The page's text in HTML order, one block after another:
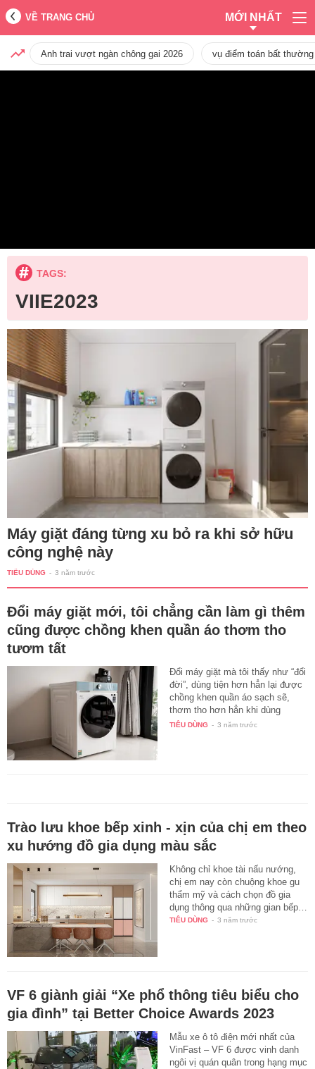
VỀ TRANG CHỦ MỚI NHẤT
Anh trai vượt ngàn chông gai 2026 vụ điểm toán bất
TAGS:
VIIE2023
Máy giặt đáng từng xu bỏ ra khi sở hữu
công nghệ này
TIÊU DÙNG - 3 năm trước
Đổi máy giặt mới, tôi chẳng cần làm gì thêm
cũng được chồng khen quần áo thơm tho
tươm tất
Đổi máy giặt mà tôi thấy như “đổi
đời”, dùng tiện hơn hẳn lại được
chồng khen quần áo sạch sẽ,
thơm tho hơn hẳn khi dùng
máy…
TIÊU DÙNG - 3 năm trước
Trào lưu khoe bếp xinh - xịn của chị em theo
xu hướng đồ gia dụng màu sắc
Không chỉ khoe tài nấu nướng,
chị em nay còn chuộng khoe gu
thẩm mỹ và cách chọn đồ gia
dụng thông qua những gian bếp…
TIÊU DÙNG - 3 năm trước
VF 6 giành giải “Xe phổ thông tiêu biểu cho
gia đình” tại Better Choice Awards 2023
Mẫu xe ô tô điện mới nhất của
VinFast – VF 6 được vinh danh
ngôi vị quán quân trong hạng mục